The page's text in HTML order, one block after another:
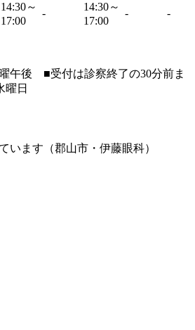
14:30～
17:00
-
14:30～
17:00
- -
午後 ■受付は診察終了の30分前ま
日
います（郡山市・伊藤眼科）